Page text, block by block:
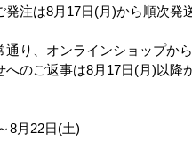
発注は8月17日(月)から順次発
通り、オンラインショップか
へのご返事は8月17日(月)以降
8月22日(土)